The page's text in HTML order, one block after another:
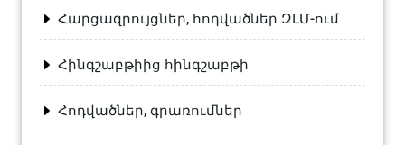
Հարցազրույցներ, հոդվածներ ԶԼՄ-ում
Հինգշաբթիից հինգշաբթի
Հոդվածներ, գրառումներ